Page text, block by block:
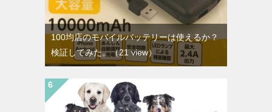
100均店のモバイルバッテリーは使えるか？
検証してみた。（21 view）